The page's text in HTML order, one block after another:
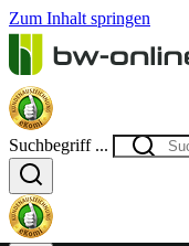
Zum Inhalt springen
Suchbegriff ...